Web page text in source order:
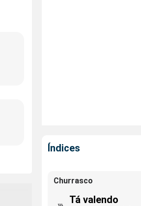
Índices
Churrasco
Tá valendo